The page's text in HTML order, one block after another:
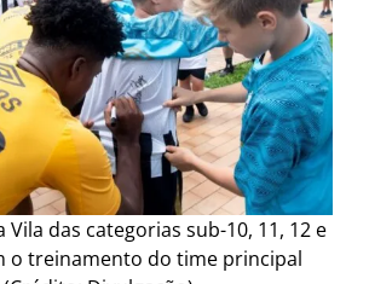
Vila das categorias sub-10, 11, 12 e
o treinamento do time principal